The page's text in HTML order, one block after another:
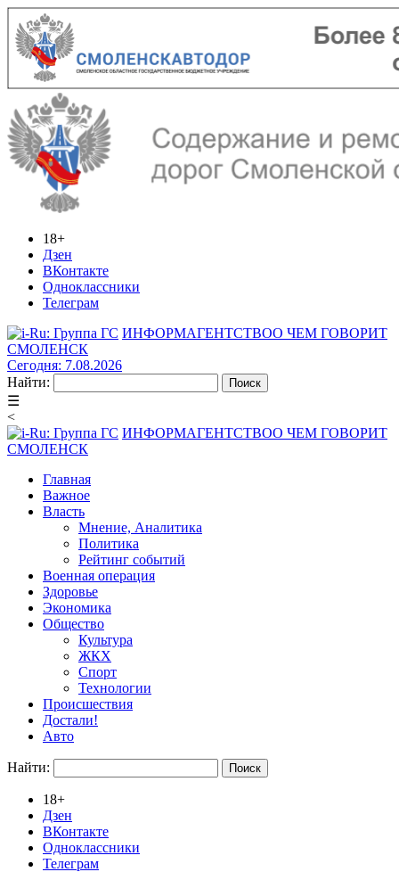
18+
Дзен
ВКонтакте
Одноклассники
Телеграм
ИНФОРМАГЕНТСТВОО ЧЕМ ГОВОРИТ
СМОЛЕНСК
Сегодня: 7.08.2026
Найти:
☰
<
ИНФОРМАГЕНТСТВОО ЧЕМ ГОВОРИТ
СМОЛЕНСК
Главная
Важное
Власть
Мнение, Аналитика
Политика
Рейтинг событий
Военная операция
Здоровье
Экономика
Общество
Культура
ЖКХ
Спорт
Технологии
Происшествия
Достали!
Авто
Найти:
18+
Дзен
ВКонтакте
Одноклассники
Телеграм